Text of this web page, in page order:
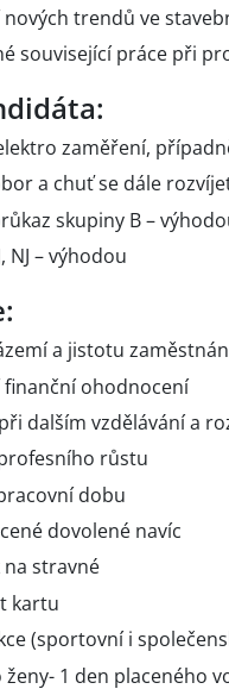
nových trendů ve
související práce při
zaměření,
a chuť se dále
skupiny B –
NJ – výhodou
a jistotu
finanční ohodnocení
dalším vzdělávání a
růstu
dobu
dovolené navíc
na stravné
kartu
(sportovní i
1 den placeného